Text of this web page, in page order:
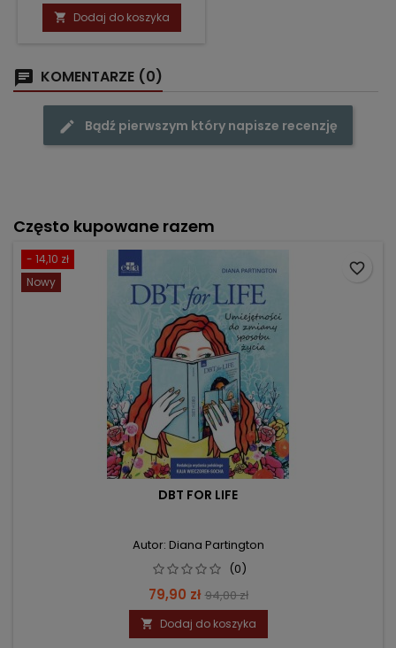
podstawowa
 Dodaj do koszyka
KOMENTARZE (0)
Bądź pierwszym który napisze recenzję
Często kupowane razem
- 14,10 zł
Nowy
DBT FOR LIFE
Autor: Diana Partington
(0)
Cena
79,90 zł Cena
podstawowa
94,00 zł
 Dodaj do koszyka
favorite_border